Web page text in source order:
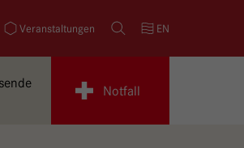
Veranstaltungen SucheEN
Notfall